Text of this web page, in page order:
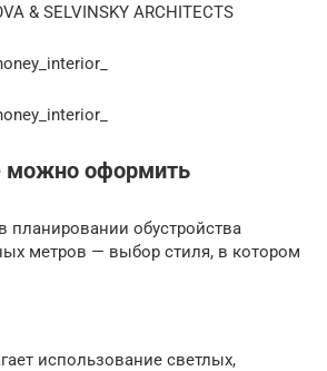
& SELVINSKY ARCHITECTS
можно оформить
планировании обустройства
метров — выбор стиля, в котором
использование светлых,